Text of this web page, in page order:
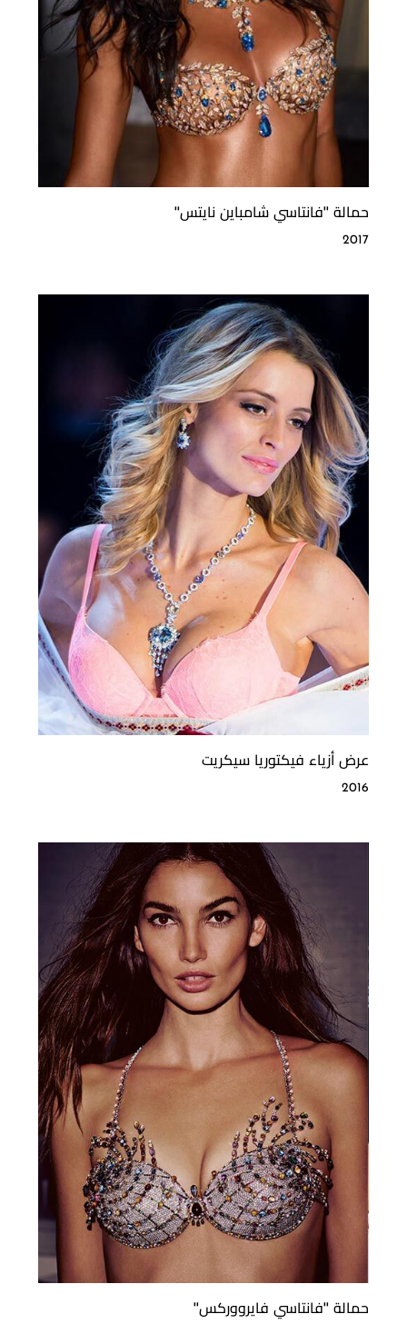
حمالة ''فانتاسي شامباين نايتس''
2017
عرض أزياء فيكتوريا سيكريت
2016
حمالة ''فانتاسي فايرووركس''